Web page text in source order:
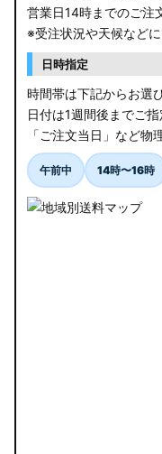
営業日14時までのご注
※受注状況や天候など
日時指定
時間帯は下記からお選
日付は1週間後までご指
「ご注文当日」など
午前中 14時〜16時